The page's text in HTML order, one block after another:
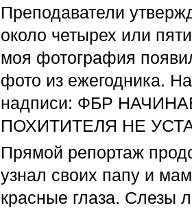
Преподаватели
около четырех или
моя фотография
фото из ежегодника.
надписи: ФБР
ПОХИТИТЕЛЯ НЕ
Прямой репортаж
узнал своих папу и
красные глаза. Слезы